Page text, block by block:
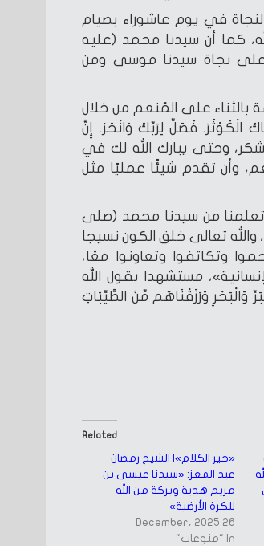
في يوم عاشوراء بصيام
كما أن سيدنا محمد (عليه
على نجاة سيدنا موسى ومن
بالثناء على المُنعم من خلال
الْكَوْثَرَ. فَصَلِّ لِرَبِّكَ وَانْحَرْ. إِنَّ
وحتى يبارك الله لك في
وأن تقدم شيئًا عمليًا مثل
«تعلمنا من سيدنا محمد (صلى
والله تعالى خلق الكون نسيجا
وتكاتفوا وتعاونوا معًا،
مستشهدا بقول الله
وَرَزَقْنَاهُم مِّنَ الطَّيِّبَاتِ
Related
«خير الكلام»| الشيخ رمضان
عبد المعز: «سيدنا عيسى بن
مريم هدية وبركة من الله
للكرة الأرضية»
26 December، 2025
In "منوعات"